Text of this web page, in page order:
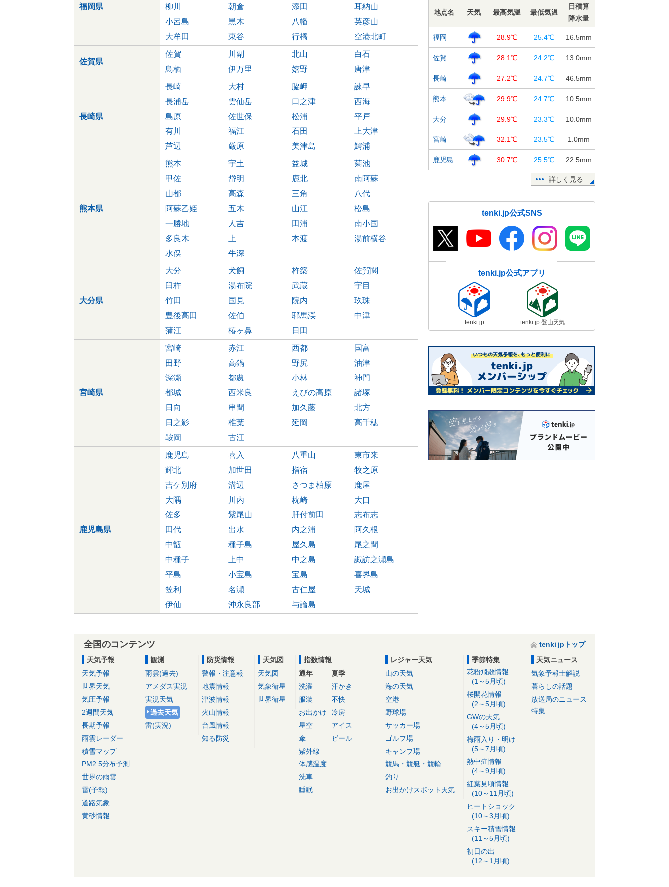
福岡県
柳川
朝倉 添田
耳納山
小呂島
黒木 八幡
英彦山
大牟田
東谷 行橋 空港北町
佐賀県
佐賀 川副 北山
白石
鳥栖
伊万里 嬉野 唐津
長崎県
長崎 大村 脇岬
諫早
長浦岳
雲仙岳 口之津
西海
島原
佐世保 松浦
平戸
有川
福江 石田
上大津
芦辺
厳原 美津島 鰐浦
熊本県
熊本 宇土 益城
菊池
甲佐
岱明 鹿北
南阿蘇
山都
高森 三角
八代
阿蘇乙姫
五木 山江
松島
一勝地
人吉 田浦
南小国
多良木
上 本渡
湯前横谷
水俣
牛深
大分県
大分 犬飼 杵築
佐賀関
臼杵
湯布院 武蔵
宇目
竹田
国見 院内
玖珠
豊後高田
佐伯 耶馬渓
中津
蒲江
椿ヶ鼻 日田
宮崎県
宮崎 赤江 西都
国富
田野
高鍋 野尻
油津
深瀬
都農 小林
神門
都城
西米良 えびの高原
諸塚
日向
串間 加久藤
北方
日之影
椎葉 延岡
高千穂
鞍岡
古江
鹿児島県
鹿児島 喜入 八重山
東市来
輝北
加世田 指宿
牧之原
吉ケ別府
溝辺 さつま柏原
鹿屋
大隅
川内 枕崎
大口
佐多
紫尾山 肝付前田
志布志
田代
出水 内之浦
阿久根
中甑
種子島 屋久島
尾之間
中種子
上中 中之島
諏訪之瀬島
平島
小宝島 宝島
喜界島
笠利
名瀬 古仁屋
天城
伊仙
沖永良部 与論島
なり接近 大雨や暴風・高波に警戒
を
17日18:01
台風14号 西日本から東日本を東
進 波の高い時期 「高潮」に厳重
警戒
17日17:35
台風14号 関東 あす18日 接近前
から大雨に
17日17:20
台風14号 九州北部に上陸へ 周辺
では「非常に強い」風を観測
17日16:13
進路予想図にだまされないで 台風
北側に低気圧発生 東北も大雨に
関西 台風接近で今夜(17日夜)から
荒れた天気に
17日13:00
観測のチャンス 見られる所は?
2週間天気 台風14号 18日には西
日本から東日本へ その先天気が短
い周期で変化
17日12:06
九州 台風14号 17日昼過ぎ以降、
上陸のおそれ 暴風・大雨・高波に
警戒
17日11:48
おそれ 明け方から雨・風強い 交
通への影響は
17日11:34
中国地方 台風14号の接近で17日夕
台風14号 西日本に上陸へ 広範囲
で18日土曜にかけて大荒れ・大雨
警戒ポイント
17日06:57
17日金曜の天気 台風14号は午後上
陸へ 大雨エリアが広がる 土砂災
害など警戒
17日05:25
諏訪之瀬島(御岳)で噴火が発生
17日04:14
地点名 天気 最高気温 最低気温
日積算
降水量
福岡 28.9℃ 25.4℃ 16.5mm
佐賀 28.1℃ 24.2℃ 13.0mm
長崎 27.2℃ 24.7℃ 46.5mm
熊本 29.9℃ 24.7℃ 10.5mm
大分 29.9℃ 23.3℃ 10.0mm
宮崎 32.1℃ 23.5℃ 1.0mm
鹿児島 30.7℃ 25.5℃ 22.5mm
詳しく見る
tenki.jp公式SNS
tenki.jp公式アプリ
tenki.jp tenki.jp 登山天気
全国のコンテンツ
tenki.jpトップ
天気予報
天気予報
世界天気
気圧予報
2週間天気
長期予報
雨雲レーダー
積雪マップ
PM2.5分布予測
世界の雨雲
雷(予報)
道路気象
黄砂情報
観測
雨雲(過去)
アメダス実況
実況天気
過去天気
雷(実況)
防災情報
警報・注意報
地震情報
津波情報
火山情報
台風情報
知る防災
天気図
天気図
気象衛星
世界衛星
指数情報
通年
洗濯
服装
お出かけ
星空
傘
紫外線
体感温度
洗車
睡眠
夏季
汗かき
不快
冷房
アイス
ビール
レジャー天気
山の天気
海の天気
空港
野球場
サッカー場
ゴルフ場
キャンプ場
競馬・競艇・競輪
釣り
お出かけスポット天気
季節特集
花粉飛散情報
(1～5月頃)
桜開花情報
(2～5月頃)
GWの天気
(4～5月頃)
梅雨入り・明け
(5～7月頃)
熱中症情報
(4～9月頃)
紅葉見頃情報
(10～11月頃)
ヒートショック
(10～3月頃)
スキー積雪情報
(11～5月頃)
初日の出
(12～1月頃)
天気ニュース
気象予報士解説
暮らしの話題
放送局のニュース
特集